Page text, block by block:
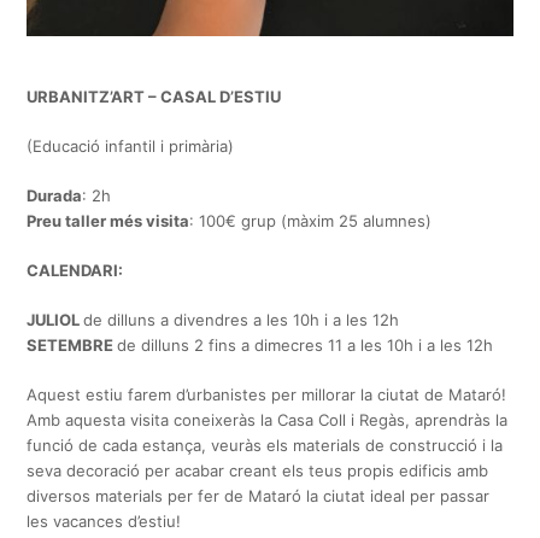
URBANITZ’ART – CASAL D’ESTIU
(Educació infantil i primària)
Durada: 2h
Preu taller més visita: 100€ grup (màxim 25 alumnes)
CALENDARI:
JULIOLde dilluns a divendres a les 10h i a les 12h
SETEMBREde dilluns 2 fins a dimecres 11 a les 10h i a les 12h
Aquest estiu farem d’urbanistes per millorar la ciutat de Mataró!
Amb aquesta visita coneixeràs la Casa Coll i Regàs, aprendràs la
funció de cada estança, veuràs els materials de construcció i la
seva decoració per acabar creant els teus propis edificis amb
diversos materials per fer de Mataró la ciutat ideal per passar
les vacances d’estiu!